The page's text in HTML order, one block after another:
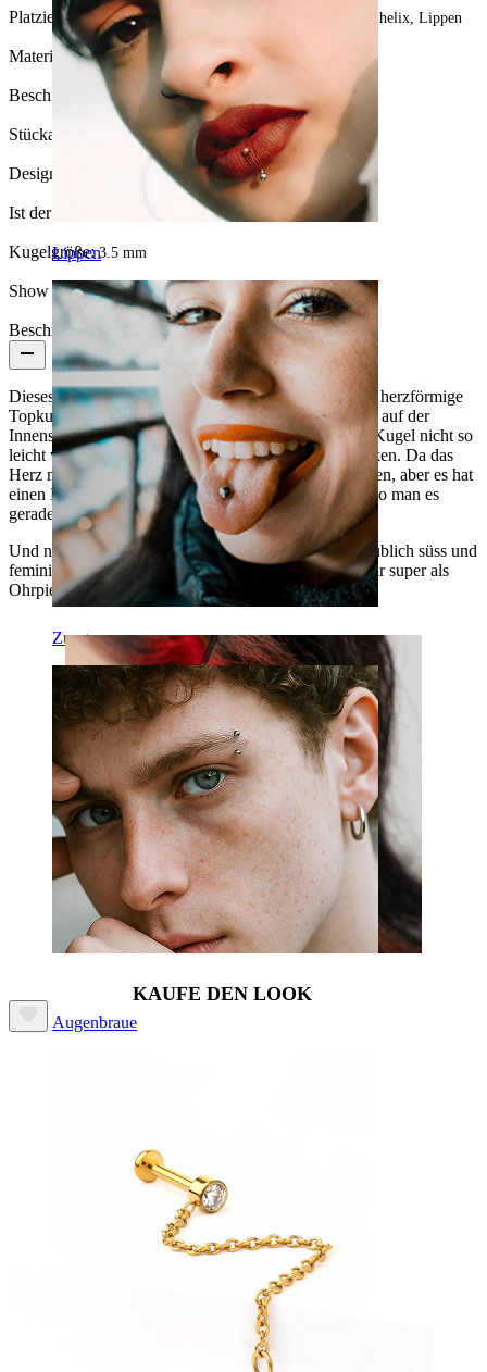
Lippen
Zunge
Augenbraue
Platzierung:Tragus, Ohrläppchen, Helix, Conch, Forward helix, Lippen
Material:Chirurgenstahl
Beschichtungsart: Ionenplattierung
Stückanzahl:
Design:
Ist der Schmuck beschichtet?:Ja, ganzer Schmuck
Kugelgröße:3.5 mm
Show pair option: Ja
Beschreibung
Dieses Labret besteht aus Chirurgenstahl und hat eine herzförmige
Topkugel, die so hergestellt wurde, dass das Gewinde auf der
Innenseite des Stabes sitzt. Das bedeutet, dass du die Kugel nicht so
leicht verlieren kannst, wie bei anderen Schmuckstücken. Da das
Herz nicht rund ist, kann man es nicht genau ausmessen, aber es hat
einen Durchmesser von ca. 3,5 - 4 mm, je nachdem wo man es
gerade misst.
Und nicht genug damit, dass das Design schon unglaublich süss und
feminin ist, nein, du kannst dieses Schmuckstück sogar super als
Ohrpiercing verwenden z.B. in einem Traguspiercing.
KAUFE DEN LOOK